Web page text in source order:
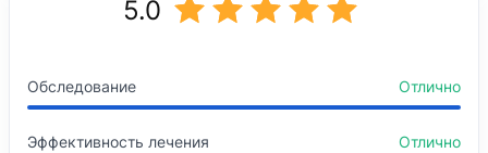
5.0
Обследование Отлично
Эффективность лечения Отлично